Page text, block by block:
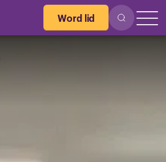
Word lid